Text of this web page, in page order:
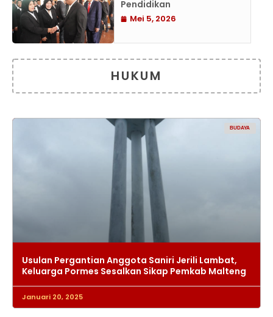
Pendidikan
Mei 5, 2026
HUKUM
BUDAYA
Usulan Pergantian Anggota Saniri Jerili Lambat,
Keluarga Pormes Sesalkan Sikap Pemkab Malteng
Januari 20, 2025